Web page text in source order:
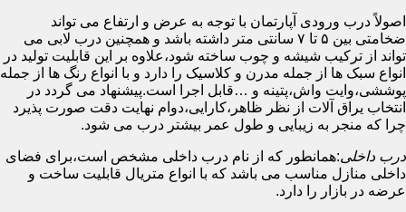
اصولاً درب ورودی آپارتمان با توجه به عرض و ارتفاع می تواند
ضخامتی بین ۵ تا ۷ سانتی متر داشته باشد و همچنین درب لابی می
تواند از ترکیب شیشه و چوب ساخته شود،علاوه بر این قابلیت تولید در
انواع سبک ها از جمله مدرن و کلاسیک را دارد و با انواع رنگ ها از جمله
پوششی،وایت واش،پتینه و …قابل اجرا است.پیشنهاد می گردد در
انتخاب یراق آلات از نظر ظاهر،کارایی،دوام نهایت دقت صورت پذیرد
چرا که منجر به زیبایی و طول عمر بیشتر درب می شود.
درب داخلی:همانطور که از نام درب داخلی مشخص است،برای فضای
داخلی منازل مناسب می باشد که با انواع متریال قابلیت ساخت و
عرضه در بازار را دارد.